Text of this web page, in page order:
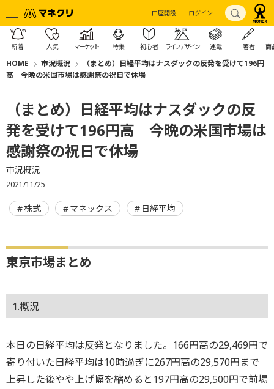
口座開設 ログイン
新着 人気 マーケット 特集 初心者 ライフデザイン 連載 著者 商
HOME 市況概況
（まとめ）日経平均はナスダックの反発を受けて196円
高 今晩の米国市場は感謝祭の祝日で休場
（まとめ）日経平均はナスダックの反
発を受けて196円高 今晩の米国市場は
感謝祭の祝日で休場
市況概況
2021/11/25
株式 マネックス 日経平均
東京市場まとめ
1.概況
本日の日経平均は反発となりました。166円高の29,469円で
寄り付いた日経平均は10時過ぎに267円高の29,570円まで
上昇した後やや上げ幅を縮めると197円高の29,500円で前場